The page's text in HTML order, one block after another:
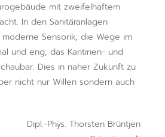
mit zweifelhaftem
In den Sanitäranlagen
Sensorik, die Wege im
und eng, das Kantinen- und
Dies in naher Zukunft zu
nicht nur Willen sondern auch
Dipl.-Phys. Thorsten Brüntjen